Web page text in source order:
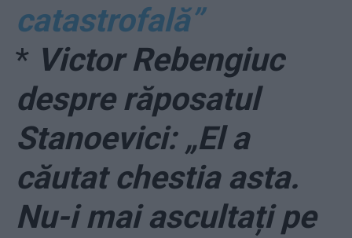
catastrofală”
* Victor Rebengiuc
despre răposatul
Stanoevici: „El a
căutat chestia asta.
Nu-i mai ascultați pe